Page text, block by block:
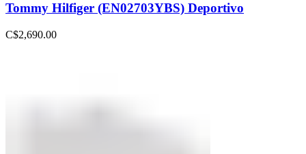
Tommy Hilfiger (EN02703YBS) Deportivo
C$2,690.00